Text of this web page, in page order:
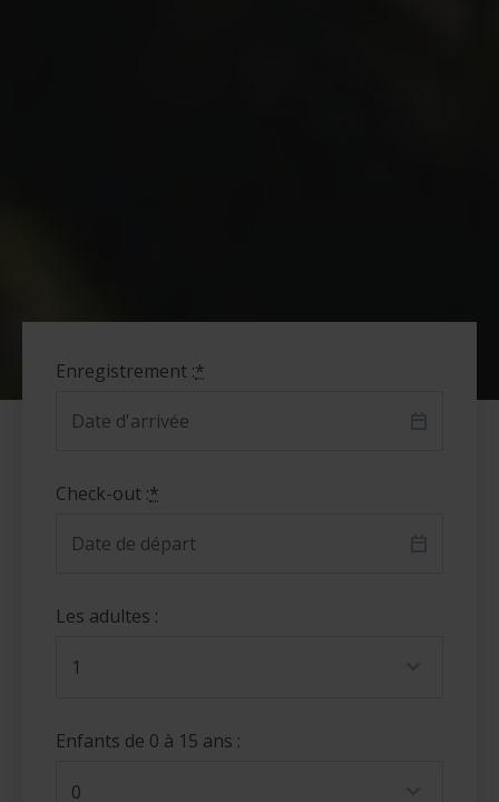
Enregistrement :*
Check-out :*
Les adultes :
Enfants de 0 à 15 ans :